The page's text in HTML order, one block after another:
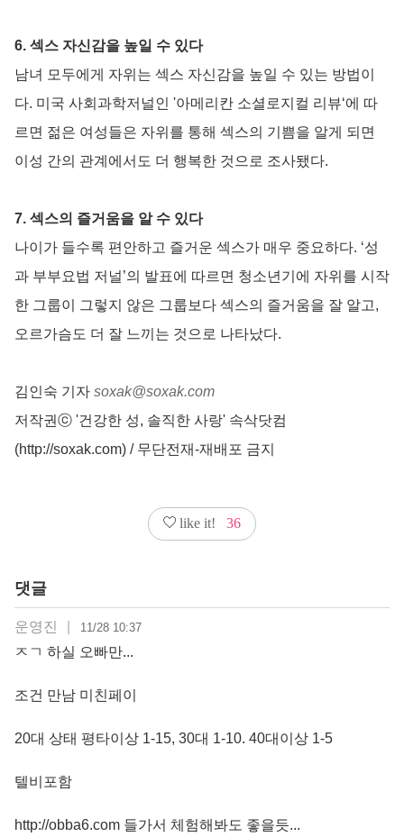
6. 섹스 자신감을 높일 수 있다
남녀 모두에게 자위는 섹스 자신감을 높일 수 있는 방법이
다. 미국 사회과학저널인 '아메리칸 소셜로지컬 리뷰‘에 따
르면 젊은 여성들은 자위를 통해 섹스의 기쁨을 알게 되면
이성 간의 관계에서도 더 행복한 것으로 조사됐다.
7. 섹스의 즐거움을 알 수 있다
나이가 들수록 편안하고 즐거운 섹스가 매우 중요하다. ‘성
과 부부요법 저널’의 발표에 따르면 청소년기에 자위를 시작
한 그룹이 그렇지 않은 그룹보다 섹스의 즐거움을 잘 알고,
오르가슴도 더 잘 느끼는 것으로 나타났다.
김인숙 기자 soxak@soxak.com
저작권ⓒ '건강한 성, 솔직한 사랑' 속삭닷컴
(http://soxak.com) / 무단전재-재배포 금지
like it! 36
댓글
운영진 11/28 10:37
ㅈㄱ 하실 오빠만...
조건 만남 미친페이
20대 상태 평타이상 1-15, 30대 1-10. 40대이상 1-5
텔비포함
http://obba6.com 들가서 체험해봐도 좋을듯...